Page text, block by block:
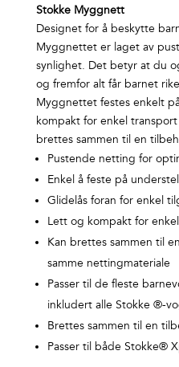
Stokke Myggnett
Designet for å beskytte
Myggnettet er laget av
synlighet. Det betyr at du
og fremfor alt får barnet
Myggnettet festes enkelt
kompakt for enkel
brettes sammen til en
Pustende netting for
Enkel å feste på
Glidelås foran for enkel
Lett og kompakt for
Kan brettes sammen til
samme nettingmateriale
Passer til de fleste
inkludert alle Stokke ®-
Brettes sammen til en
Passer til både Stokke®